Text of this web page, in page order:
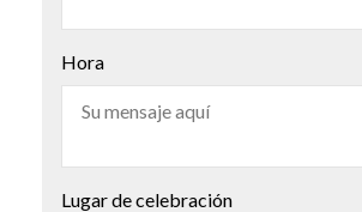
Hora
Lugar de celebración